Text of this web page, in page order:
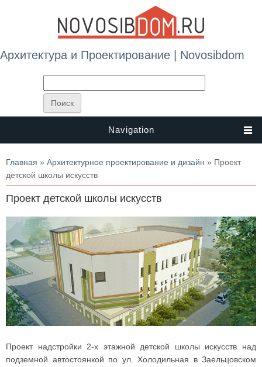
Архитектура и Проектирование | Novosibdom
Navigation
Вы здесь
Главная » Архитектурное проектирование и дизайн » Проект
детской школы искусств
Проект детской школы искусств
Проект надстройки 2-х этажной детской школы искусств над
подземной автостоянкой по ул. Холодильная в Заельцовском